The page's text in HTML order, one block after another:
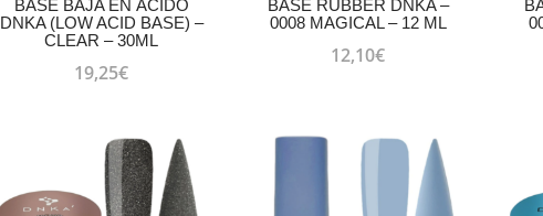
BASE BAJA EN ÁCIDO
DNKA (LOW ACID BASE) –
CLEAR – 30ML
19,25€
BASE RUBBER DNKA –
0008 MAGICAL – 12 ML
12,10€